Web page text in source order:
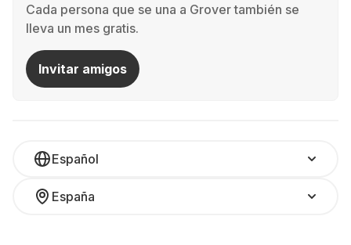
Cada persona que se una a Grover también se
lleva un mes gratis.
Invitar amigos
Español
España